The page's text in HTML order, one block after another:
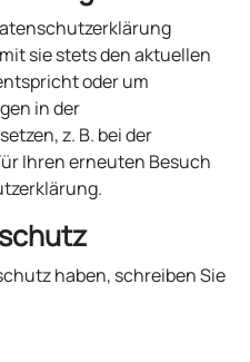
sie stets den aktuellen
oder um
in der
z. B. bei der
Ihren erneuten Besuch
haben, schreiben Sie